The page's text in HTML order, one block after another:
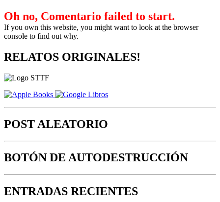
Oh no, Comentario failed to start.
If you own this website, you might want to look at the browser
console to find out why.
RELATOS ORIGINALES!
POST ALEATORIO
BOTÓN DE AUTODESTRUCCIÓN
ENTRADAS RECIENTES